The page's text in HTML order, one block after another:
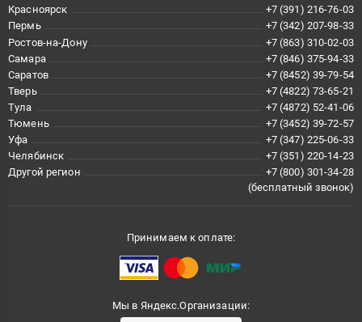
Красноярск
+7 (391) 216-76-03
Пермь
+7 (342) 207-98-33
Ростов-на-Дону
+7 (863) 310-02-03
Самара
+7 (846) 375-94-33
Саратов
+7 (8452) 39-79-54
Тверь
+7 (4822) 73-65-21
Тула
+7 (4872) 52-41-06
Тюмень
+7 (3452) 39-72-57
Уфа
+7 (347) 225-06-33
Челябинск
+7 (351) 220-14-23
Другой регион
+7 (800) 301-34-28
(бесплатный звонок)
Принимаем к оплате:
Мы в Яндекс.Организации: